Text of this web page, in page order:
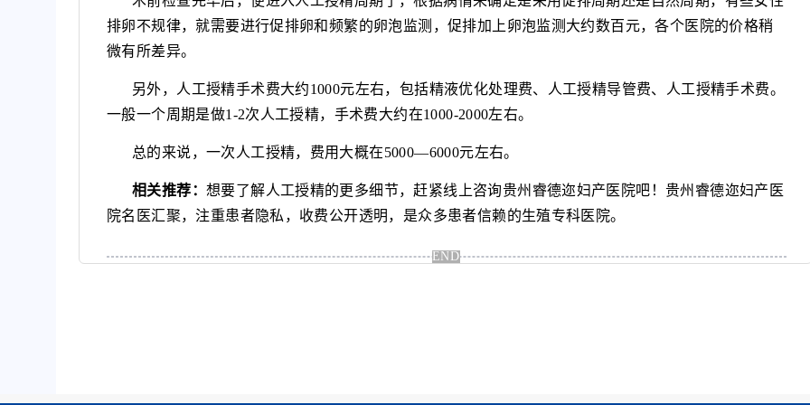
排卵不规律，就需要进行促排卵和频繁的卵泡监测，促排加上卵泡监测大约数百元，各个医院的价格稍
微有所差异。
另外，人工授精手术费大约1000元左右，包括精液优化处理费、人工授精导管费、人工授精手术费。
一般一个周期是做1-2次人工授精，手术费大约在1000-2000左右。
总的来说，一次人工授精，费用大概在5000—6000元左右。
相关推荐： 想要了解人工授精的更多细节，赶紧线上咨询贵州睿德迩妇产医院吧！贵州睿德迩妇产医
院名医汇聚，注重患者隐私，收费公开透明，是众多患者信赖的生殖专科医院。
END